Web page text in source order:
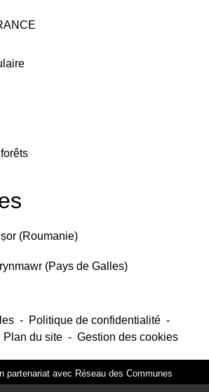
(Roumanie)
(Pays de Galles)
- Politique de confidentialité -
Plan du site - Gestion des cookies
partenariat avec Réseau des Communes